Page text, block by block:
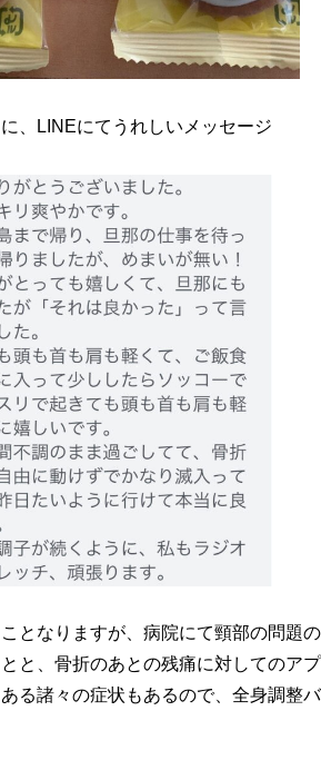
、LINEにてうれしいメッセージ
となりますが、病院にて頸部の問題の
と、骨折のあとの残痛に対してのアプ
る諸々の症状もあるので、全身調整バ